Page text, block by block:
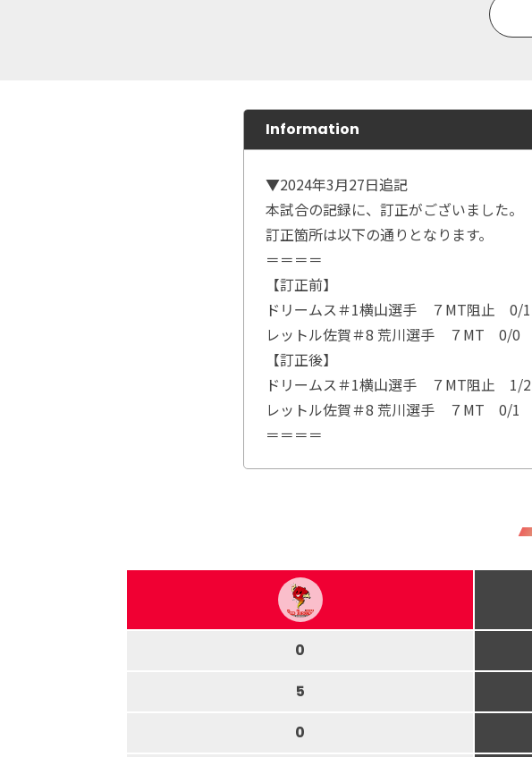
Information
▼2024年3月27日追記
本試合の記録に、訂正がございました。
訂正箇所は以下の通りとなります。
＝＝＝＝
【訂正前】
ドリームス＃1横山選手 ７MT阻止 0/1
レットル佐賀＃8 荒川選手 ７MT 0/0
【訂正後】
ドリームス＃1横山選手 ７MT阻止 1/2
レットル佐賀＃8 荒川選手 ７MT 0/1
＝＝＝＝
0
5
0